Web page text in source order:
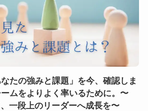
たの強みと課題」を今、確認しま
ムをよりよく率いるために。〜
一段上のリーダーへ成長を〜